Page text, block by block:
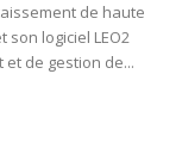
de haute
logiciel LEO2
et de gestion de...